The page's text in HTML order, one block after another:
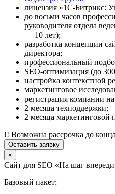
лицензия «1С-Битрикс:
до восьми часов
руководителя отдела
— 10 лет);
разработка концепции
директора;
профессиональный
SEO-оптимизация (до
настройка контекстной
маркетинговое
регистрация компании
2 месяца техподдержки;
2 месяца маркетинговой
!! Возможна рассрочка до
Оставить заявку
×
Сайт для SEO «На шаг
Базовый пакет: